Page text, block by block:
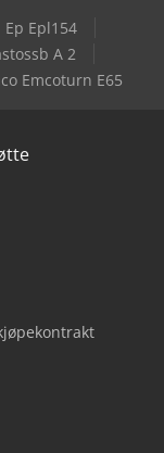
Ep Epl154
A 2
Emcoturn E65